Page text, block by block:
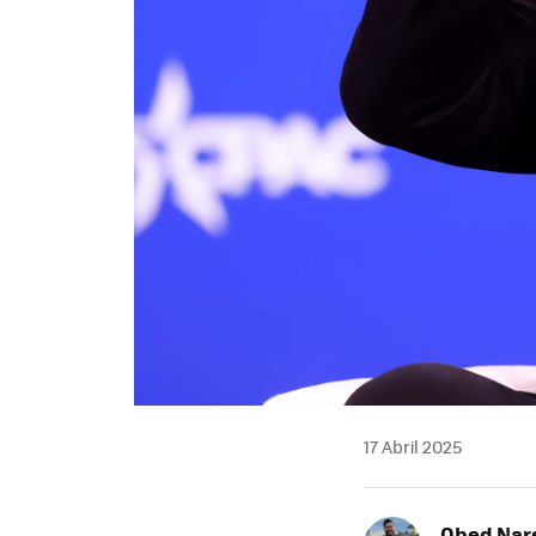
17 Abril 2025